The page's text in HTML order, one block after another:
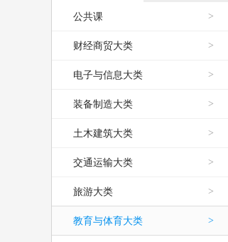
公共课 >
财经商贸大类 >
电子与信息大类 >
装备制造大类 >
土木建筑大类 >
交通运输大类 >
旅游大类 >
教育与体育大类 >